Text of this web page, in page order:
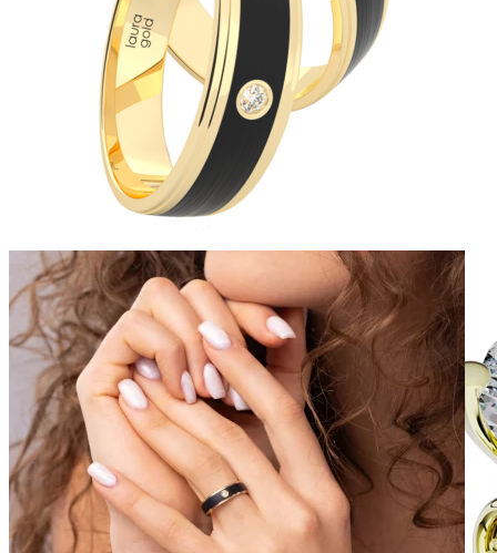
Mistique Love
Zásnubné prstne z kolekcie Mistique Love.